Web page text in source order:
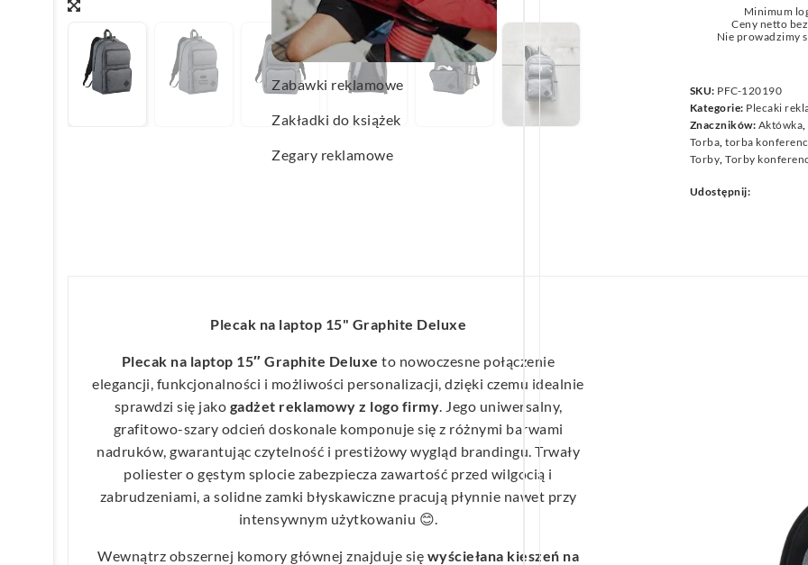
Wachlarze reklamowe
Wagi kuchenne
Zabawki reklamowe
Zakładki do książek
Zegary reklamowe
Minimum
Ceny netto
Nie prowadzimy
SKU: PFC-120190
Kategorie: Plecaki
Znaczników: Aktówka
Torba ,torba
Torby ,Torby
Udostępnij:
Plecak na laptop 15" Graphite Deluxe
Plecak na laptop 15″ Graphite Deluxe to nowoczesne połączenie
elegancji, funkcjonalności i możliwości personalizacji, dzięki czemu idealnie
sprawdzi się jako gadżet reklamowy z logo firmy. Jego uniwersalny,
grafitowo-szary odcień doskonale komponuje się z różnymi barwami
nadruków, gwarantując czytelność i prestiżowy wygląd brandingu. Trwały
poliester o gęstym splocie zabezpiecza zawartość przed wilgocią i
zabrudzeniami, a solidne zamki błyskawiczne pracują płynnie nawet przy
intensywnym użytkowaniu 😊.
Wewnątrz obszernej komory głównej znajduje się wyściełana kieszeń na